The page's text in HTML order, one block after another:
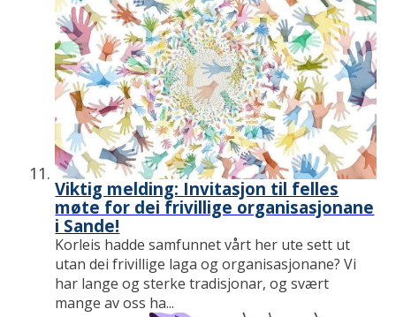
Viktig melding: Invitasjon til felles
møte for dei frivillige organisasjonane
i Sande!
Korleis hadde samfunnet vårt her ute sett ut
utan dei frivillige laga og organisasjonane? Vi
har lange og sterke tradisjonar, og svært
mange av oss ha...